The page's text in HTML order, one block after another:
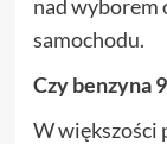
nad wyborem
samochodu.
Czy benzyna
W większości